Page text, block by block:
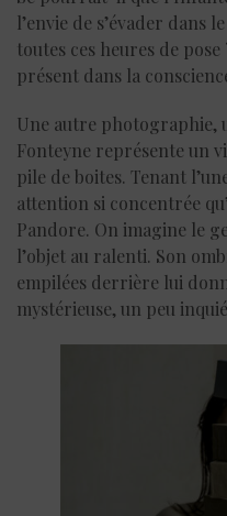
l’envie de s’évader dans
toutes ces heures de
présent dans la
Une autre photographie,
Fonteyne représente un
pile de boites. Tenant
attention si concentrée
Pandore. On imagine le
l’objet au ralenti. Son
empilées derrière lui
mystérieuse, un peu